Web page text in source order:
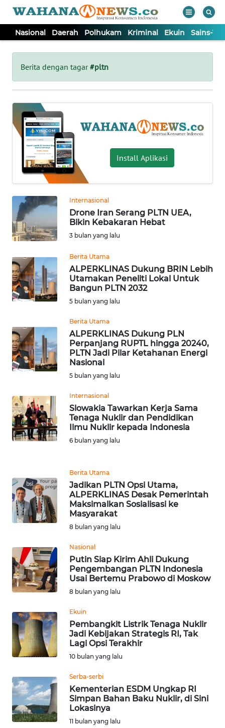
Nasional Daerah Polhukam Kriminal Ekuin Sains-
Berita dengan tagar#pltn
Install Aplikasi
Internasional
Drone Iran Serang PLTN UEA,
Bikin Kebakaran Hebat
3 bulan yang lalu
Berita Utama
ALPERKLINAS Dukung BRIN Lebih
Utamakan Peneliti Lokal Untuk
Bangun PLTN 2032
5 bulan yang lalu
Berita Utama
ALPERKLINAS Dukung PLN
Perpanjang RUPTL hingga 20240,
PLTN Jadi Pilar Ketahanan Energi
Nasional
5 bulan yang lalu
Internasional
Slowakia Tawarkan Kerja Sama
Tenaga Nuklir dan Pendidikan
Ilmu Nuklir kepada Indonesia
6 bulan yang lalu
Berita Utama
Jadikan PLTN Opsi Utama,
ALPERKLINAS Desak Pemerintah
Maksimalkan Sosialisasi ke
Masyarakat
8 bulan yang lalu
Nasional
Putin Siap Kirim Ahli Dukung
Pengembangan PLTN Indonesia
Usai Bertemu Prabowo di Moskow
8 bulan yang lalu
Ekuin
Pembangkit Listrik Tenaga Nuklir
Jadi Kebijakan Strategis RI, Tak
Lagi Opsi Terakhir
10 bulan yang lalu
Serba-serbi
Kementerian ESDM Ungkap RI
Simpan Bahan Baku Nuklir, di Sini
Lokasinya
11 bulan yang lalu
Tutup
NASIONAL
DAERAH
POLHUKAM
KRIMINAL
EKUIN
SAINS-TEKNO
KESEHATAN
INTERNASIONAL
PENDIDIKAN
OLAHRAGA
OPINI
EDITORIAL
INDEKS
BERITA
KONTAK
KAMI
INFO
IKLAN
TENTANG
PEDOMAN
MEDIA
SIBER
KARIR